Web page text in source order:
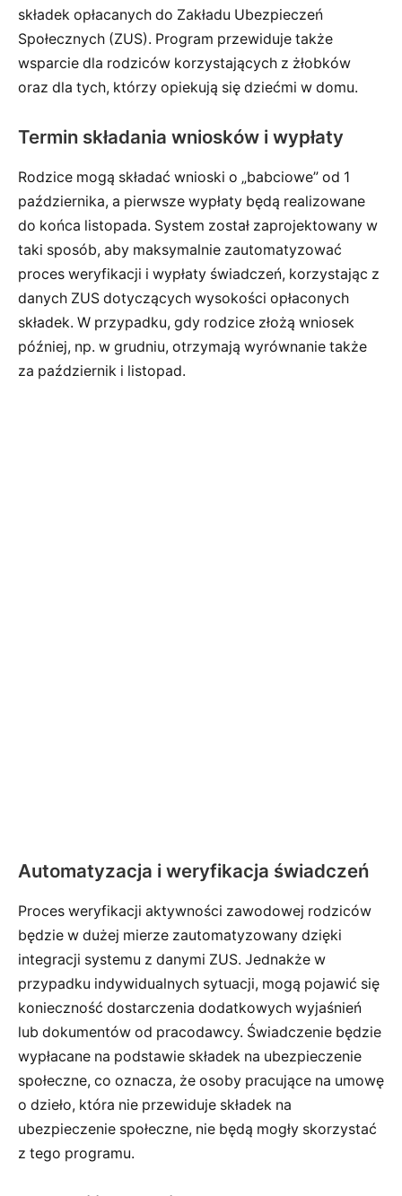
składek opłacanych do Zakładu Ubezpieczeń
Społecznych (ZUS). Program przewiduje także
wsparcie dla rodziców korzystających z żłobków
oraz dla tych, którzy opiekują się dziećmi w domu.
Termin składania wniosków i wypłaty
Rodzice mogą składać wnioski o „babciowe” od 1
października, a pierwsze wypłaty będą realizowane
do końca listopada. System został zaprojektowany w
taki sposób, aby maksymalnie zautomatyzować
proces weryfikacji i wypłaty świadczeń, korzystając z
danych ZUS dotyczących wysokości opłaconych
składek. W przypadku, gdy rodzice złożą wniosek
później, np. w grudniu, otrzymają wyrównanie także
za październik i listopad.
Automatyzacja i weryfikacja świadczeń
Proces weryfikacji aktywności zawodowej rodziców
będzie w dużej mierze zautomatyzowany dzięki
integracji systemu z danymi ZUS. Jednakże w
przypadku indywidualnych sytuacji, mogą pojawić się
konieczność dostarczenia dodatkowych wyjaśnień
lub dokumentów od pracodawcy. Świadczenie będzie
wypłacane na podstawie składek na ubezpieczenie
społeczne, co oznacza, że osoby pracujące na umowę
o dzieło, która nie przewiduje składek na
ubezpieczenie społeczne, nie będą mogły skorzystać
z tego programu.